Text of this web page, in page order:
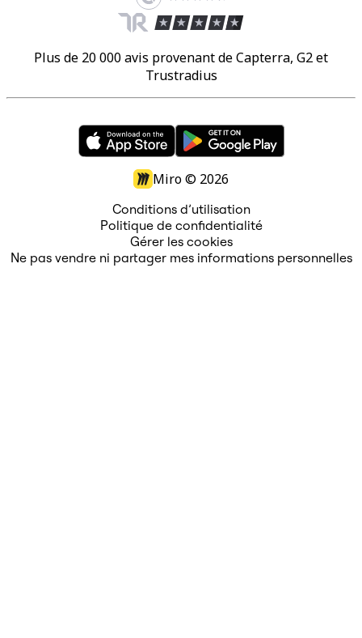
Plus de 20 000 avis provenant de Capterra, G2 et
Trustradius
Miro © 2026
Conditions d’utilisation
Politique de confidentialité
Gérer les cookies
Ne pas vendre ni partager mes informations personnelles